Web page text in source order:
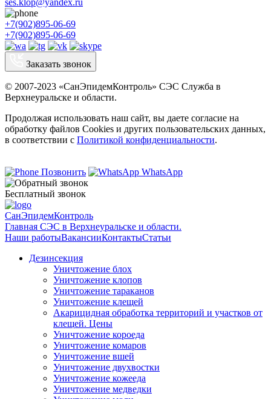
+7(902)895-06-69
+7(902)895-06-69
Заказать звонок
© 2007-2023 «СанЭпидемКонтроль» СЭС Служба в
Верхнеуральске и области.
Продолжая использовать наш сайт, вы даете согласие на
обработку файлов Cookies и других пользовательских данных,
в соответствии с Политикой конфиденциальности.
Позвонить WhatsApp
Бесплатный звонок
СанЭпидемКонтроль
Главная СЭС в Верхнеуральске и области.
Наши работыВакансииКонтактыСтатьи
Дезинсекция
Уничтожение блох
Уничтожение клопов
Уничтожение тараканов
Уничтожение клещей
Акарицидная обработка территорий и участков от
клещей. Цены
Уничтожение короеда
Уничтожение комаров
Уничтожение вшей
Уничтожение двухвостки
Уничтожение кожееда
Уничтожение медведки